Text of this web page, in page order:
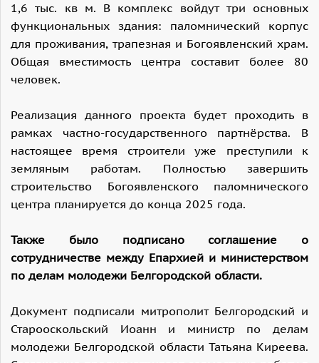
1,6 тыс. кв м. В комплекс войдут три основных
функциональных здания: паломнический корпус
для проживания, трапезная и Богоявленский храм.
Общая вместимость центра составит более 80
человек.
Реализация данного проекта будет проходить в
рамках частно-государственного партнёрства. В
настоящее время строители уже преступили к
земляным работам. Полностью завершить
строительство Богоявленского паломнического
центра планируется до конца 2025 года.
Также было подписано соглашение о
сотрудничестве между Епархией и министерством
по делам молодежи Белгородской области.
Документ подписали митрополит Белгородский и
Старооскольский Иоанн и министр по делам
молодежи Белгородской области Татьяна Киреева.